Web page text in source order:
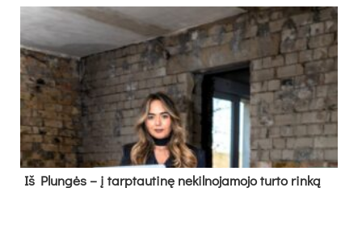
Iš Plungės – į tarptautinę nekilnojamojo turto rinką